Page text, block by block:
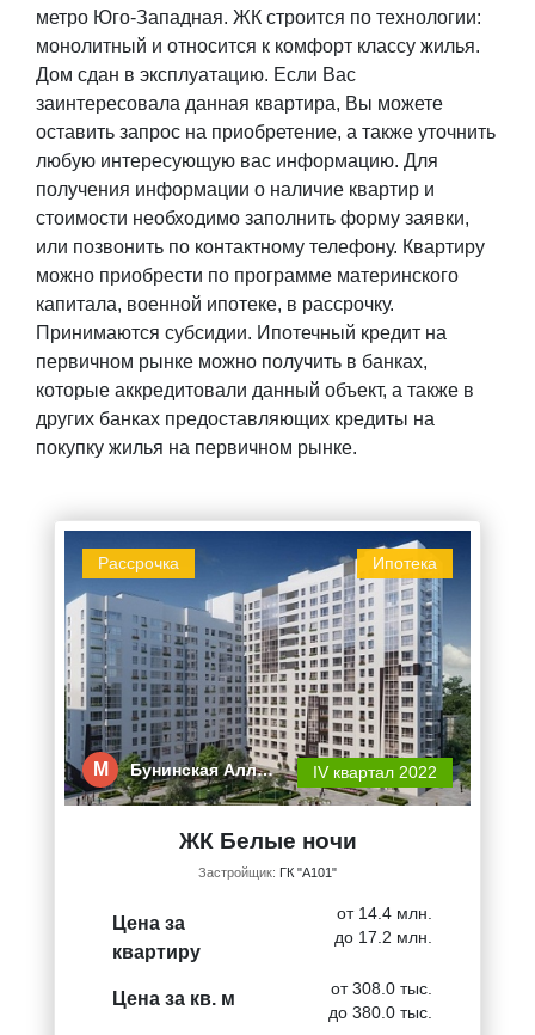
метро Юго-Западная. ЖК строится по технологии:
монолитный и относится к комфорт классу жилья.
Дом сдан в эксплуатацию. Если Вас
заинтересовала данная квартира, Вы можете
оставить запрос на приобретение, а также уточнить
любую интересующую вас информацию. Для
получения информации о наличие квартир и
стоимости необходимо заполнить форму заявки,
или позвонить по контактному телефону. Квартиру
можно приобрести по программе материнского
капитала, военной ипотеке, в рассрочку.
Принимаются субсидии. Ипотечный кредит на
первичном рынке можно получить в банках,
которые аккредитовали данный объект, а также в
других банках предоставляющих кредиты на
покупку жилья на первичном рынке.
Ипотека
Рассрочка
М Бунинская Алл… IV квартал 2022
ЖК Белые ночи
Застройщик: ГК "А101"
Цена за
квартиру
от 14.4 млн.
до 17.2 млн.
Цена за кв. м
от 308.0 тыс.
до 380.0 тыс.